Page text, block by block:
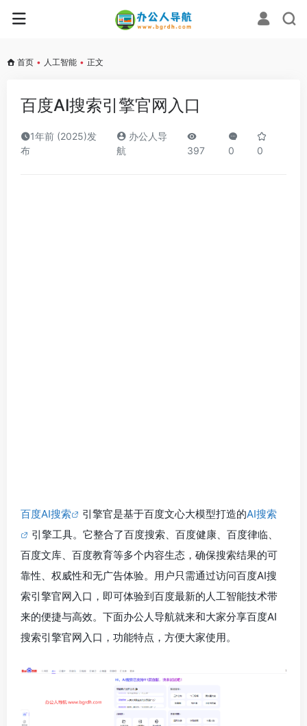
首页 • 人工智能 • 正文
百度AI搜索引擎官网入口
1年前 (2025)发
布
办公人导
航
397 0 0
百度AI搜索 引擎官是基于百度文心大模型打造的AI搜索
引擎工具。它整合了百度搜索、百度健康、百度律临、
百度文库、百度教育等多个内容生态，确保搜索结果的可
靠性、权威性和无广告体验。用户只需通过访问百度AI搜
索引擎官网入口，即可体验到百度最新的人工智能技术带
来的便捷与高效。下面办公人导航就来和大家分享百度AI
搜索引擎官网入口，功能特点，方便大家使用。